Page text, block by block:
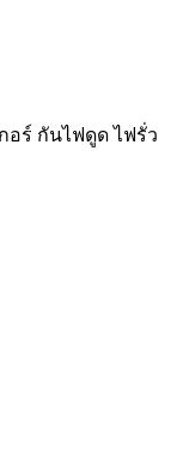
กอร์ กันไฟดูด ไฟรั่ว